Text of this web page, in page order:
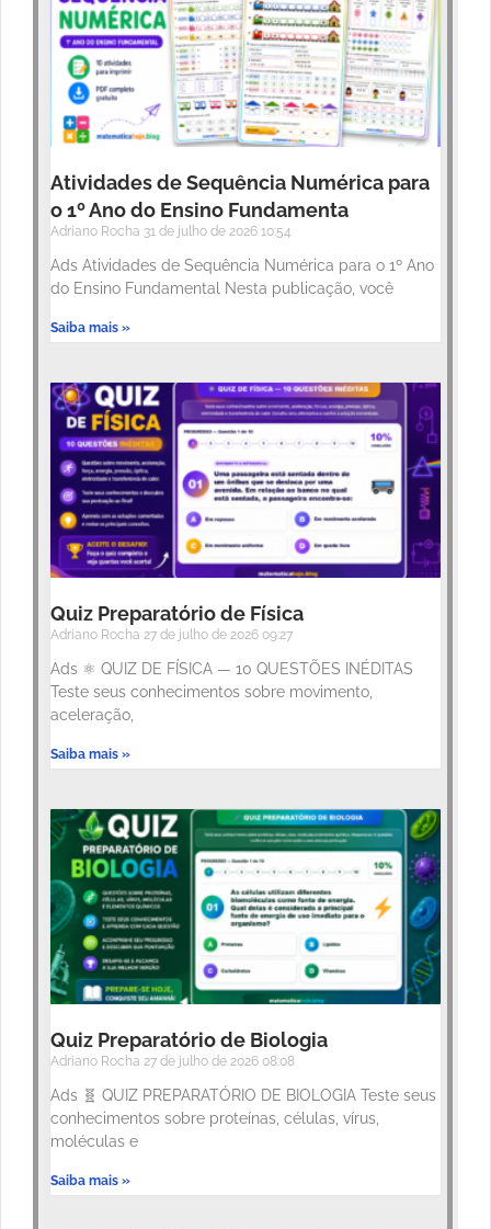
Atividades de Sequência Numérica para
o 1º Ano do Ensino Fundamenta
Adriano Rocha 31 de julho de 2026 10:54
Ads Atividades de Sequência Numérica para o 1º Ano
do Ensino Fundamental Nesta publicação, você
Saiba mais »
Quiz Preparatório de Física
Adriano Rocha 27 de julho de 2026 09:27
Ads ⚛️ QUIZ DE FÍSICA — 10 QUESTÕES INÉDITAS
Teste seus conhecimentos sobre movimento,
aceleração,
Saiba mais »
Quiz Preparatório de Biologia
Adriano Rocha 27 de julho de 2026 08:08
Ads 🧬 QUIZ PREPARATÓRIO DE BIOLOGIA Teste seus
conhecimentos sobre proteínas, células, vírus,
moléculas e
Saiba mais »